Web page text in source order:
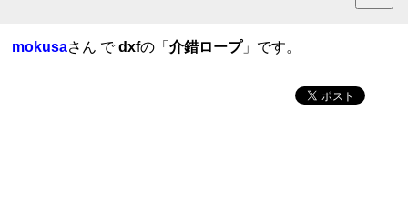
mokusaさん でdxfの「介錯ロープ」です。